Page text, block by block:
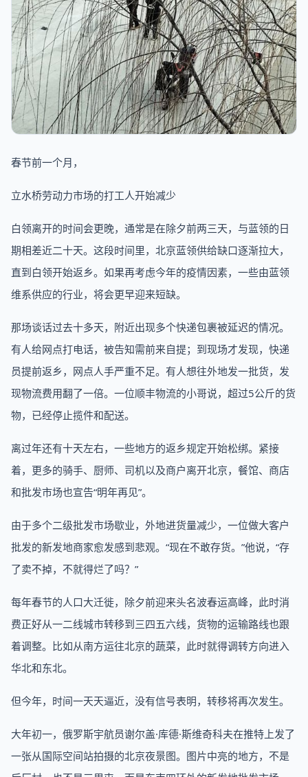
春节前一个月，
立水桥劳动力市场的打工人开始减少
白领离开的时间会更晚，通常是在除夕前两三天，与蓝领的日
期相差近二十天。这段时间里，北京蓝领供给缺口逐渐拉大，
直到白领开始返乡。如果再考虑今年的疫情因素，一些由蓝领
维系供应的行业，将会更早迎来短缺。
那场谈话过去十多天，附近出现多个快递包裹被延迟的情况。
有人给网点打电话，被告知需前来自提；到现场才发现，快递
员提前返乡，网点人手严重不足。有人想往外地发一批货，发
现物流费用翻了一倍。一位顺丰物流的小哥说，超过5公斤的货
物，已经停止揽件和配送。
离过年还有十天左右，一些地方的返乡规定开始松绑。紧接
着，更多的骑手、厨师、司机以及商户离开北京，餐馆、商店
和批发市场也宣告“明年再见”。
由于多个二级批发市场歇业，外地进货量减少，一位做大客户
批发的新发地商家愈发感到悲观。“现在不敢存货。”他说，“存
了卖不掉，不就得烂了吗？”
每年春节的人口大迁徙，除夕前迎来头名波春运高峰，此时消
费正好从一二线城市转移到三四五六线，货物的运输路线也跟
着调整。比如从南方运往北京的蔬菜，此时就得调转方向进入
华北和东北。
但今年，时间一天天逼近，没有信号表明，转移将再次发生。
大年初一，俄罗斯宇航员谢尔盖·库德·斯维奇科夫在推特上发了
一张从国际空间站拍摄的北京夜景图。图片中亮的地方，不是